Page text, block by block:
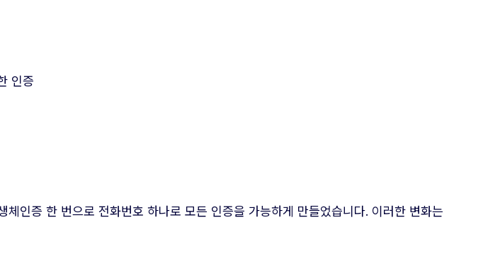
인증
인증 한 번으로 전화번호 하나로 모든 인증을 가능하게 만들었습니다. 이러한 변화는